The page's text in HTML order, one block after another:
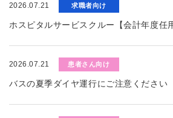
2026.07.21 求職者向け
ホスピタルサービスクルー【会計年度任
2026.07.21 患者さん向け
バスの夏季ダイヤ運行にご注意ください